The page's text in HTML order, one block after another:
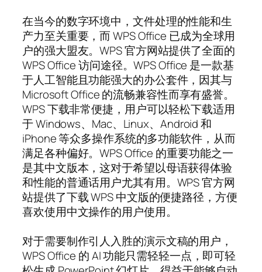
在当今的数字环境中，文件处理的性能和生
产力至关重要，而 WPS Office 已成为全球用
户的强大盟友。WPS 官方网站提供了全面的
WPS Office 访问途径。WPS Office 是一款基
于人工智能且功能强大的办公套件，因其与
Microsoft Office 的流畅兼容性而享有盛誉。
WPS 下载非常便捷，用户可以轻松下载适用
于 Windows、Mac、Linux、Android 和
iPhone 等众多操作系统的多功能软件，从而
满足各种偏好。WPS Office 的重要功能之一
是其中文版本，这对于希望以母语获得体验
和性能的普通话用户尤其有用。WPS 官方网
站提供了下载 WPS 中文版的便捷路径，方便
喜欢使用中文操作的用户使用。
对于需要制作引人入胜的演示文稿的用户，
WPS Office 的 AI 功能只需轻轻一点，即可轻